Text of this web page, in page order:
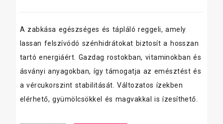
A zabkása egészséges és tápláló reggeli, amely
lassan felszívódó szénhidrátokat biztosít a hosszan
tartó energiáért. Gazdag rostokban, vitaminokban és
ásványi anyagokban, így támogatja az emésztést és
a vércukorszint stabilitását. Változatos ízekben
elérhető, gyümölcsökkel és magvakkal is ízesíthető.